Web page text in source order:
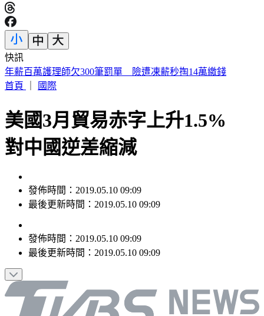
快訊
換手機變貴了 集邦：iPhone18成本飆38%
首頁
國際
美國3月貿易赤字上升1.5%
對中國逆差縮減
發佈時間：2019.05.10 09:09
最後更新時間：2019.05.10 09:09
發佈時間： 2019.05.10 09:09
最後更新時間： 2019.05.10 09:09